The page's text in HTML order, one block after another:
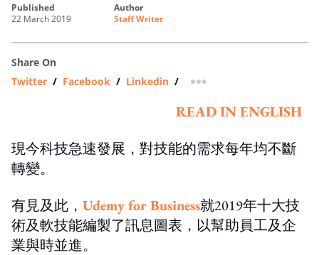
published
22 March 2019
author
Staff Writer
Share On
Twitter / Facebook / Linkedin / more sharing option
READ IN ENGLISH
現今科技急速發展，對技能的需求每年均不斷
轉變。
有見及此， Udemy for Business就2019年十大技
術及軟技能編製了訊息圖表，以幫助員工及企
業與時並進。